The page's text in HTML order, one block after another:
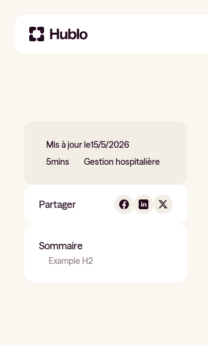
Mis à jour le15/5/2026
5mins Gestion hospitalière
Partager
Sommaire
Example H2